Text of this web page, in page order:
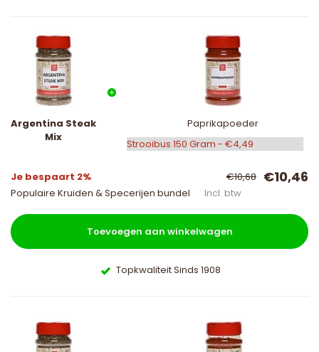
Argentina Steak
Mix
Paprikapoeder
Je bespaart 2% €10,68 €10,46
Populaire Kruiden & Specerijen bundel Incl. btw
Toevoegen aan winkelwagen
Topkwaliteit Sinds 1908